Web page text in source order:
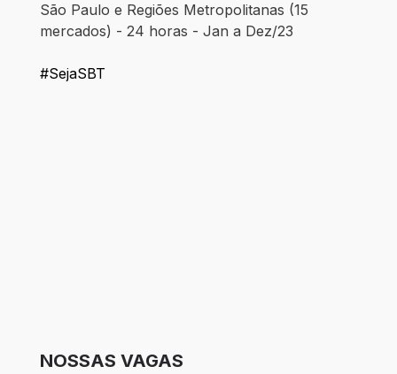
São Paulo e Regiões Metropolitanas (15
mercados) - 24 horas - Jan a Dez/23
#SejaSBT
NOSSAS VAGAS